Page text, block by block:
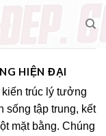
HIỆN ĐẠI
trúc lý tưởng
sống tập trung, kết
mặt bằng. Chúng